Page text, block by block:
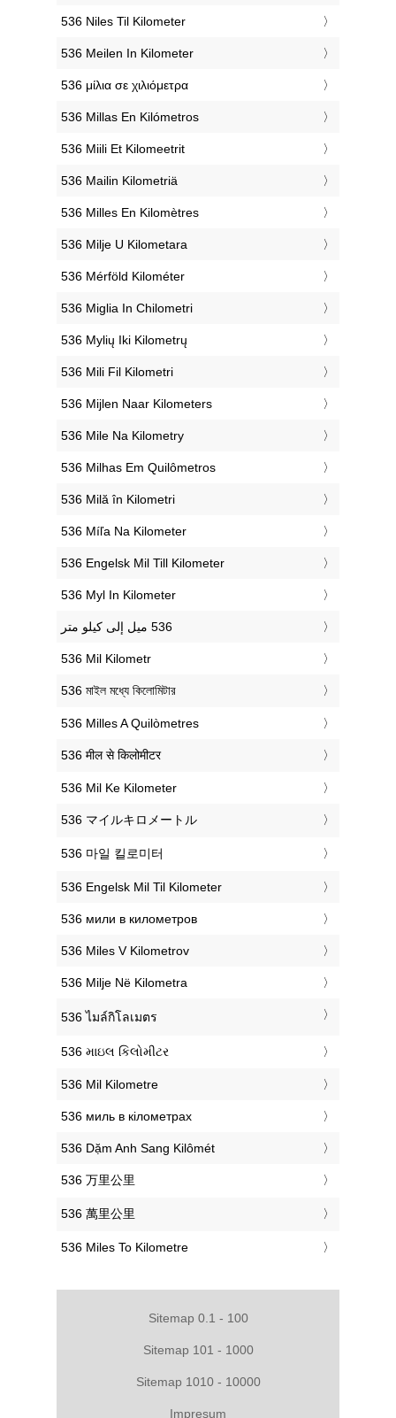
‎536 Niles Til Kilometer
‎536 Meilen In Kilometer
‎536 μίλια σε χιλιόμετρα
‎536 Millas En Kilómetros
‎536 Miili Et Kilomeetrit
‎536 Mailin Kilometriä
‎536 Milles En Kilomètres
‎536 Milje U Kilometara
‎536 Mérföld Kilométer
‎536 Miglia In Chilometri
‎536 Mylių Iki Kilometrų
‎536 Mili Fil Kilometri
‎536 Mijlen Naar Kilometers
‎536 Mile Na Kilometry
‎536 Milhas Em Quilômetros
‎536 Milă în Kilometri
‎536 Míľa Na Kilometer
‎536 Engelsk Mil Till Kilometer
‎536 Myl In Kilometer
‎536 Mil Kilometr
‎536 মাইল মধ্যে কিলোমিটার
‎536 Milles A Quilòmetres
‎536 मील से किलोमीटर
‎536 Mil Ke Kilometer
‎536 マイルキロメートル
‎536 마일 킬로미터
‎536 Engelsk Mil Til Kilometer
‎536 мили в километров
‎536 Miles V Kilometrov
‎536 Milje Në Kilometra
‎536 ไมล์กิโลเมตร
‎536 માઇલ કિલોમીટર
‎536 Mil Kilometre
‎536 миль в кілометрах
‎536 Dặm Anh Sang Kilômét
‎536 万里公里
‎536 萬里公里
‎536 Miles To Kilometre
Sitemap 0.1 - 100
Sitemap 101 - 1000
Sitemap 1010 - 10000
Impresum